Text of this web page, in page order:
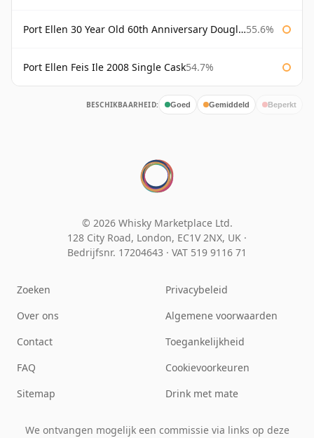
Port Ellen 30 Year Old 60th Anniversary Douglas Laing 55.6%
Port Ellen Feis Ile 2008 Single Cask54.7%
BESCHIKBAARHEID: Goed Gemiddeld Beperkt
© 2026 Whisky Marketplace Ltd.
128 City Road, London, EC1V 2NX, UK ·
Bedrijfsnr. 17204643 · VAT 519 9116 71
Zoeken
Over ons
Contact
FAQ
Sitemap
Privacybeleid
Algemene voorwaarden
Toegankelijkheid
Cookievoorkeuren
Drink met mate
We ontvangen mogelijk een commissie via links op deze